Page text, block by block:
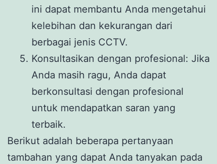
ini dapat membantu Anda mengetahui
kelebihan dan kekurangan dari
berbagai jenis CCTV.
Konsultasikan dengan profesional: Jika
Anda masih ragu, Anda dapat
berkonsultasi dengan profesional
untuk mendapatkan saran yang
terbaik.
Berikut adalah beberapa pertanyaan
tambahan yang dapat Anda tanyakan pada